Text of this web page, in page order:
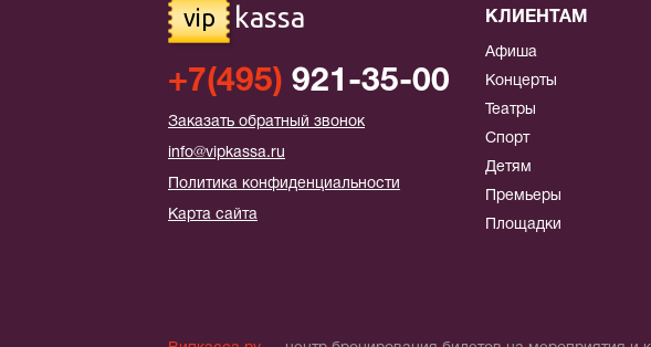
vip kassa
+7(495) 921-35-00
Заказать обратный звонок
info@vipkassa.ru
Политика конфиденциальности
Карта сайта
КЛИЕНТАМ
Афиша
Концерты
Театры
Спорт
Детям
Премьеры
Площадки